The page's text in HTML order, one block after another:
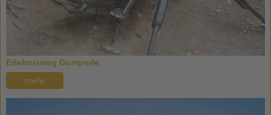
Erlebnisweg Gumperle
mehr